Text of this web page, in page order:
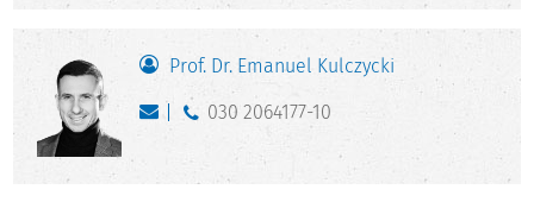
Prof. Dr. Emanuel Kulczycki
030 2064177-10